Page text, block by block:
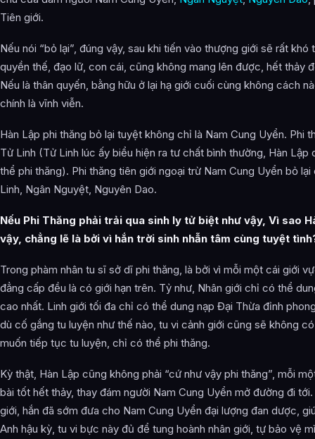
Tiên giới.
Nếu nói “bỏ lại”, đúng vậy, sau khi tiến vào thượng giới sẽ rất
quyền thế, đạo lữ, con cái, cũng không mang lên được, hết thảy
Nếu là thân quyến, bằng hữu ở lại hạ giới cuối cùng không cách
chính là vĩnh viễn.
Hàn Lập phi thăng bỏ lại tuyệt không chỉ là Nam Cung Uyển. Phi
Tử Linh (Tử Linh lúc ấy biểu hiện ra tư chất bình thường, Hàn
thể phi thăng). Phi thăng tiên giới ngoại trừ Nam Cung Uyển bỏ
Linh, Ngân Nguyệt, Nguyên Dao.
Nếu Phi Thăng phải trải qua sinh ly tử biệt như vậy, Vì sao
vậy, chẳng lẽ là bởi vì hắn trời sinh nhẫn tâm cùng tuyệt
Trong phàm nhân tu sĩ sở dĩ phi thăng, là bởi vì mỗi một cái giới
đẳng cấp đều là có giới hạn trên. Tỷ như, Nhân giới chỉ có thể
cao nhất. Linh giới tối đa chỉ có thể dung nạp Đại Thừa đỉnh
dù cố gắng tu luyện như thế nào, tu vi cảnh giới cũng sẽ không
muốn tiếp tục tu luyện, chỉ có thể phi thăng.
Kỳ thật, Hàn Lập cũng không phải “cứ như vậy phi thăng”, mỗi
bài tốt hết thảy, thay đám người Nam Cung Uyển mở đường đi
giới, hắn đã sớm đưa cho Nam Cung Uyển đại lượng đan dược,
Anh hậu kỳ, tu vi bực này đủ để tung hoành nhân giới, tự bảo vệ